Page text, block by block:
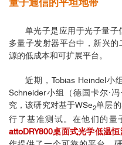
量子通信的平坦地带
单光子是应用于光子量
多量子发射器平台中，新兴
源的低成本和可扩展平台。
近期，Tobias Heindel小
Schneider小组（德国卡尔·
究，该研究对基于WSe2单层
行了基准测试。在他们的量
attoDRY800桌面式光学低温